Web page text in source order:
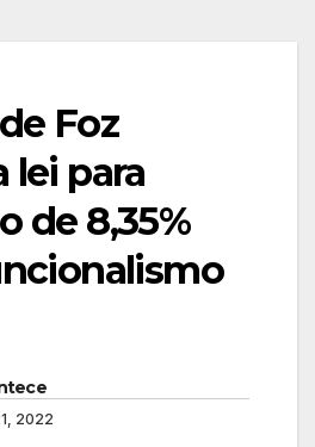
Foz
lei para
de 8,35%
2022